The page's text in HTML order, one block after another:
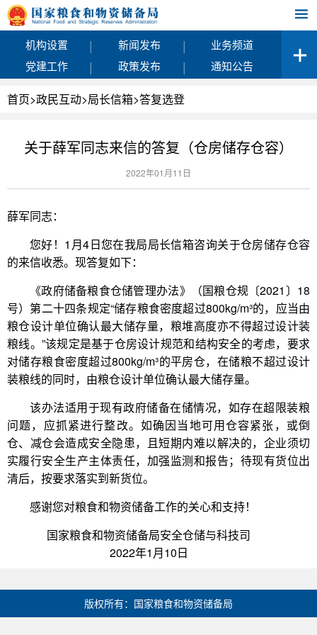
机构设置 | 新闻发布 |
业务频道
党建工作
| 政策发布 | 通知公告
首页>政民互动>局长信箱>答复选登
关于薛军同志来信的答复（仓房储存仓容）
2022年01月11日
薛军同志：
您好！1月4日您在我局局长信箱咨询关于仓房储存仓容
的来信收悉。现答复如下：
《政府储备粮食仓储管理办法》（国粮仓规〔2021〕18
号）第二十四条规定“储存粮食密度超过800kg/m³的，应当由
粮仓设计单位确认最大储存量，粮堆高度亦不得超过设计装
粮线。”该规定是基于仓房设计规范和结构安全的考虑，要求
对储存粮食密度超过800kg/m³的平房仓，在储粮不超过设计
装粮线的同时，由粮仓设计单位确认最大储存量。
该办法适用于现有政府储备在储情况，如存在超限装粮
问题，应抓紧进行整改。如确因当地可用仓容紧张，或倒
仓、减仓会造成安全隐患，且短期内难以解决的，企业须切
实履行安全生产主体责任，加强监测和报告；待现有货位出
清后，按要求落实到新货位。
感谢您对粮食和物资储备工作的关心和支持！
国家粮食和物资储备局安全仓储与科技司
2022年1月10日
版权所有：国家粮食和物资储备局